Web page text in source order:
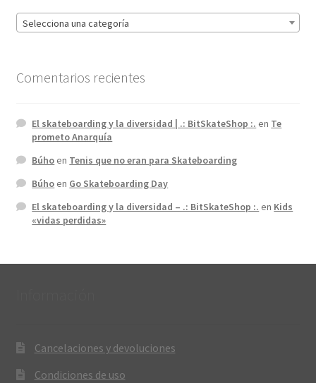
Selecciona una categoría
Comentarios recientes
El skateboarding y la diversidad | .: BitSkateShop :. en Te
prometo Anarquía
Búhoen Tenis que no eran para Skateboarding
Búhoen Go Skateboarding Day
El skateboarding y la diversidad – .: BitSkateShop :. en Kids
«vidas perdidas»
Cancelaciones y devoluciones
Condiciones de uso